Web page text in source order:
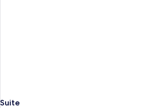
Suite